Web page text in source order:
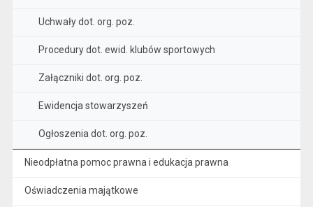
Uchwały dot. org. poz.
Procedury dot. ewid. klubów sportowych
Załączniki dot. org. poz.
Ewidencja stowarzyszeń
Ogłoszenia dot. org. poz.
Nieodpłatna pomoc prawna i edukacja prawna
Oświadczenia majątkowe